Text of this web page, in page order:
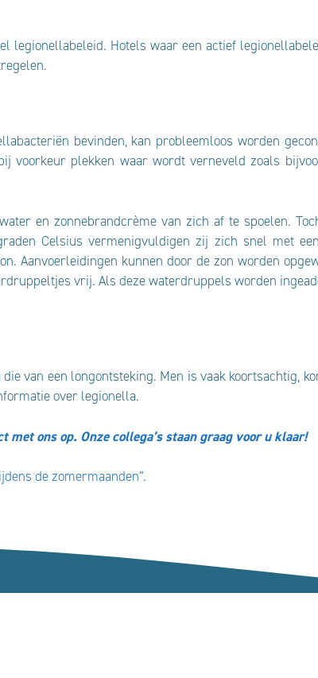
legionellabeleid. Hotels waar een actief
bevinden, kan probleemloos worden
voorkeur plekken waar wordt verneveld zoals
en zonnebrandcrème van zich af te spoelen.
Celsius vermenigvuldigen zij zich snel met
Aanvoerleidingen kunnen door de zon worden
vrij. Als deze waterdruppels worden
van een longontsteking. Men is vaak koortsachtig,
over legionella.
ons op. Onze collega’s staan graag voor u klaar!
de zomermaanden”.